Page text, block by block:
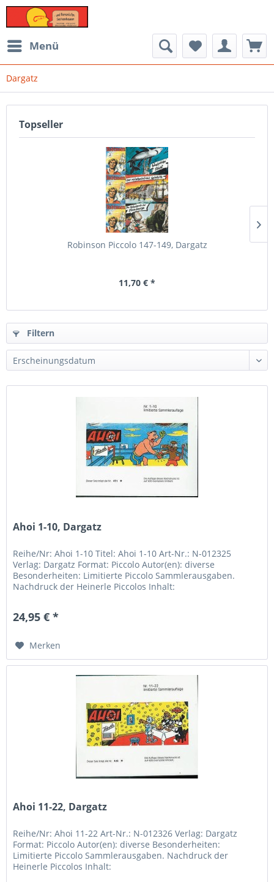
Menü
Dargatz
Topseller
Robinson Piccolo 147-149, Dargatz
11,70 € *
Filtern
Ahoi 1-10, Dargatz
Reihe/Nr: Ahoi 1-10 Titel: Ahoi 1-10 Art-Nr.: N-012325
Verlag: Dargatz Format: Piccolo Autor(en): diverse
Besonderheiten: Limitierte Piccolo Sammlerausgaben.
Nachdruck der Heinerle Piccolos Inhalt:
24,95 € *
Merken
Ahoi 11-22, Dargatz
Reihe/Nr: Ahoi 11-22 Art-Nr.: N-012326 Verlag: Dargatz
Format: Piccolo Autor(en): diverse Besonderheiten:
Limitierte Piccolo Sammlerausgaben. Nachdruck der
Heinerle Piccolos Inhalt: